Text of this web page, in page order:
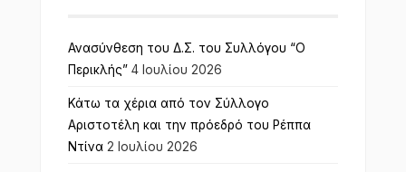
Ανασύνθεση του Δ.Σ. του Συλλόγου “Ο
Περικλής” 4 Ιουλίου 2026
Κάτω τα χέρια από τον Σύλλογο
Αριστοτέλη και την πρόεδρό του Ρέππα
Ντίνα 2 Ιουλίου 2026